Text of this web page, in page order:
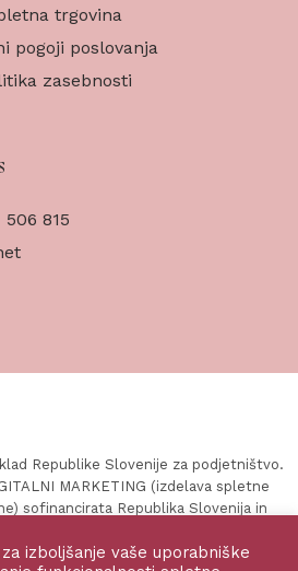
trgovina
pogoji poslovanja
zasebnosti
506 815
Republike Slovenije za podjetništvo.
MARKETING (izdelava spletne
sofinancirata Republika Slovenija in
izboljšanje vaše uporabniške